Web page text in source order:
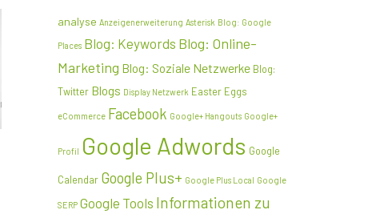
analyse Anzeigenerweiterung Asterisk Blog: Google
Places Blog: Keywords Blog: Online-
Marketing Blog: Soziale Netzwerke Blog:
Twitter Blogs Display Netzwerk Easter Eggs
eCommerce Facebook Google+ Hangouts Google+
Profil Google Adwords Google
Calendar Google Plus+ Google Plus Local Google
SERP Google Tools Informationen zu